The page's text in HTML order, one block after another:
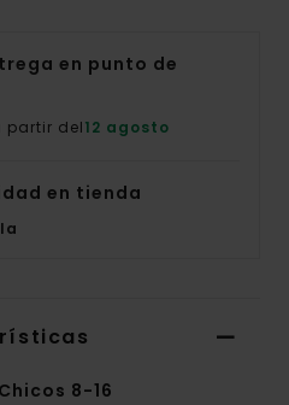
en punto de
partir del12 agosto
en tienda
8-16